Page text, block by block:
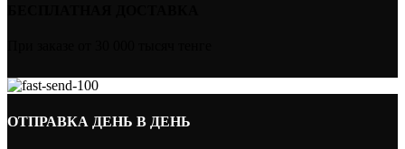
ОТПРАВКА ДЕНЬ В ДЕНЬ